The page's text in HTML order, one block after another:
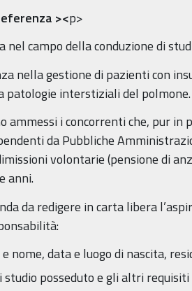
><p>
nel campo della conduzione di
nella gestione di pazienti con
patologie interstiziali del polmone.
ammessi i concorrenti che, pur in
da Pubbliche
volontarie (pensione di
anni.
da redigere in carta libera
nome, data e luogo di nascita,
posseduto e gli altri